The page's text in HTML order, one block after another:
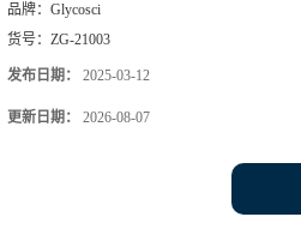
品牌： Glycosci
货号： ZG-21003
发布日期： 2025-03-12
更新日期： 2026-08-07